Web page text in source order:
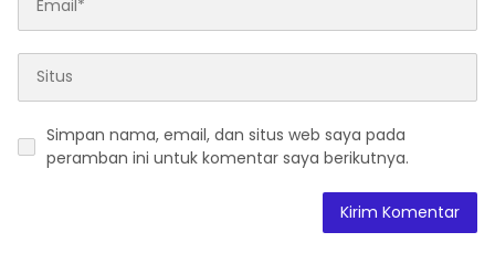
Simpan nama, email, dan situs web saya pada
peramban ini untuk komentar saya berikutnya.